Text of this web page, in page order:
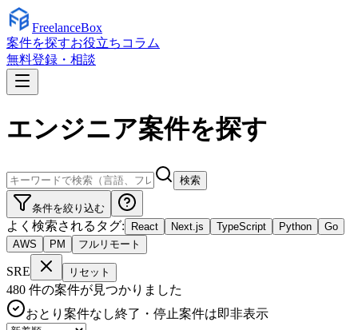
FreelanceBox
案件を探すお役立ちコラム
無料登録・相談
エンジニア案件を探す
検索
条件を絞り込む
よく検索されるタグ: React Next.js TypeScript Python
Go
AWS
PM フルリモート
SRE リセット
480 件の案件が見つかりました
おとり案件なし終了・停止案件は即非表示